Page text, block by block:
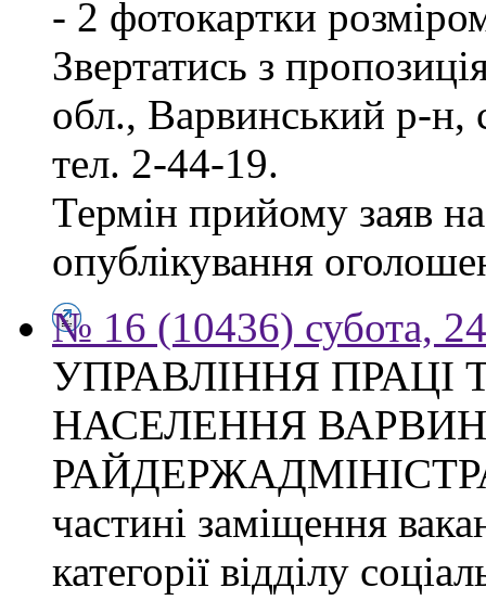
- 2 фотокартки
Звертатись з
обл., Варвинський р-н,
тел. 2-44-19.
Термін прийому заяв
опублікування
№ 16 (10436) субота,
УПРАВЛІННЯ ПРАЦІ
НАСЕЛЕННЯ
частині заміщення
категорії відділу